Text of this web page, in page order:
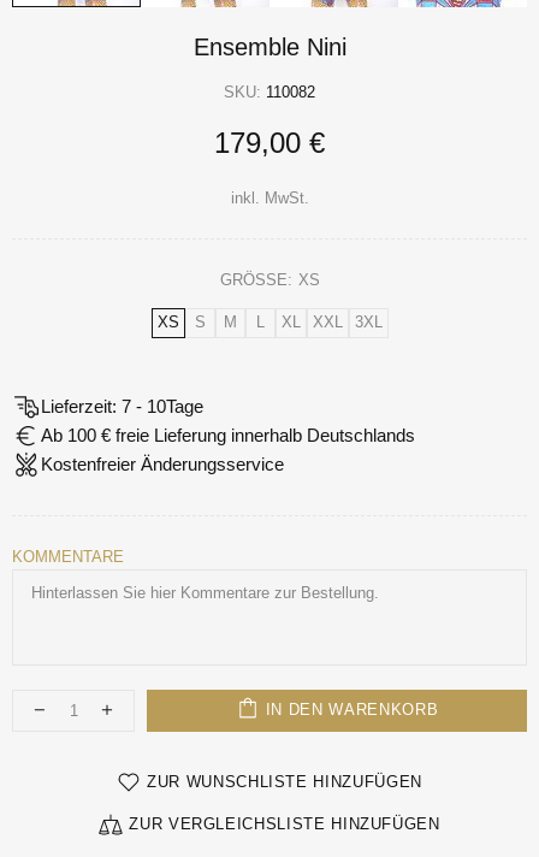
Ensemble Nini
SKU: 110082
179,00 €
inkl. MwSt.
GRÖSSE: XS
XS S M L XL XXL 3XL
Lieferzeit: 7 - 10Tage
Ab 100 € freie Lieferung innerhalb Deutschlands
Kostenfreier Änderungsservice
KOMMENTARE
IN DEN WARENKORB
ZUR WUNSCHLISTE HINZUFÜGEN
ZUR VERGLEICHSLISTE HINZUFÜGEN